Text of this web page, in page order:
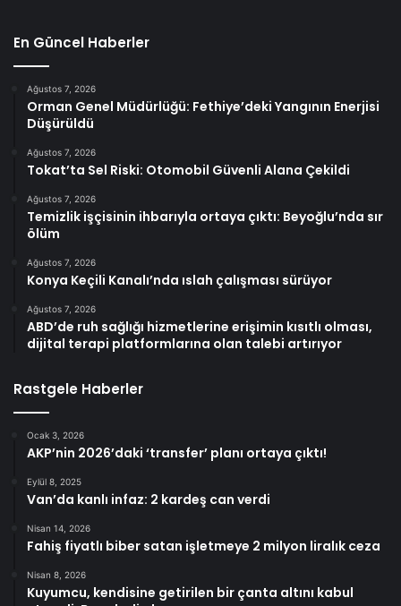
En Güncel Haberler
Ağustos 7, 2026
Orman Genel Müdürlüğü: Fethiye’deki Yangının Enerjisi
Düşürüldü
Ağustos 7, 2026
Tokat’ta Sel Riski: Otomobil Güvenli Alana Çekildi
Ağustos 7, 2026
Temizlik işçisinin ihbarıyla ortaya çıktı: Beyoğlu’nda sır
ölüm
Ağustos 7, 2026
Konya Keçili Kanalı’nda ıslah çalışması sürüyor
Ağustos 7, 2026
ABD’de ruh sağlığı hizmetlerine erişimin kısıtlı olması,
dijital terapi platformlarına olan talebi artırıyor
Rastgele Haberler
Ocak 3, 2026
AKP’nin 2026’daki ‘transfer’ planı ortaya çıktı!
Eylül 8, 2025
Van’da kanlı infaz: 2 kardeş can verdi
Nisan 14, 2026
Fahiş fiyatlı biber satan işletmeye 2 milyon liralık ceza
Nisan 8, 2026
Kuyumcu, kendisine getirilen bir çanta altını kabul